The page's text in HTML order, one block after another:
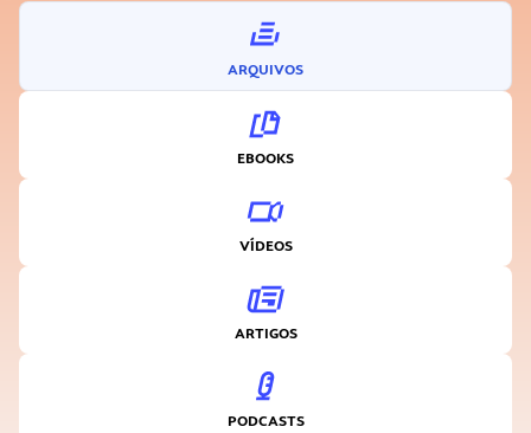
ARQUIVOS
EBOOKS
VÍDEOS
ARTIGOS
PODCASTS